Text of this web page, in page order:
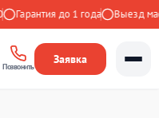
Гарантия до 1 года Выезд
Позвонить
Заявка